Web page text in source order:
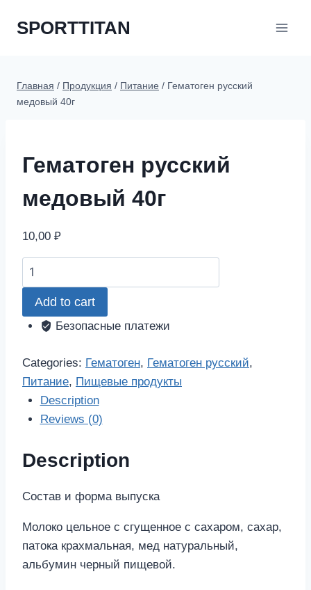
SPORTTITAN
Главная / Продукция / Питание / Гематоген русский
медовый 40г
Гематоген русский
медовый 40г
10,00 ₽
Гематоген
русский
медовый
40г
Add to cart
Безопасные платежи
Categories: Гематоген, Гематоген русский,
Питание, Пищевые продукты
Description
Reviews (0)
Description
Состав и форма выпуска
Молоко цельное с сгущенное с сахаром, сахар,
патока крахмальная, мед натуральный,
альбумин черный пищевой.